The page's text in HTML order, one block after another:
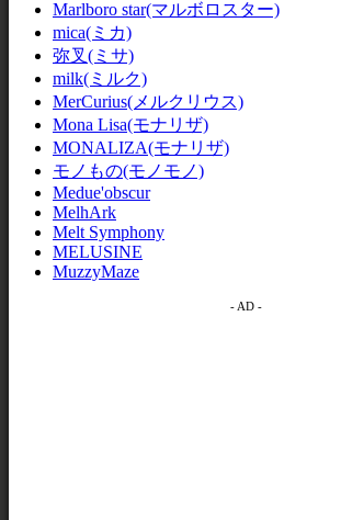
Marlboro star(マルボロスター)
mica(ミカ)
弥叉(ミサ)
milk(ミルク)
MerCurius(メルクリウス)
Mona Lisa(モナリザ)
MONALIZA(モナリザ)
モノもの(モノモノ)
Medue'obscur
MelhArk
Melt Symphony
MELUSINE
MuzzyMaze
- AD -